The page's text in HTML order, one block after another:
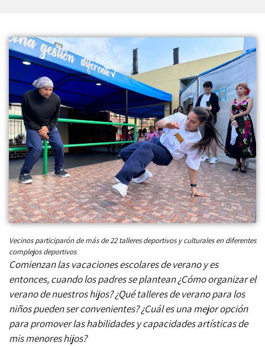
Vecinos participarón de más de 22 talleres deportivos y culturales en diferentes
complejos deportivos
Comienzan las vacaciones escolares de verano y es
entonces, cuando los padres se plantean ¿Cómo organizar el
verano de nuestros hijos? ¿Qué talleres de verano para los
niños pueden ser convenientes? ¿Cuál es una mejor opción
para promover las habilidades y capacidades artísticas de
mis menores hijos?